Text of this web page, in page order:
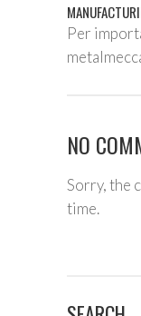
Per
NO
Sorry, the
time.